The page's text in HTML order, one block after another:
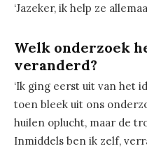
‘Jazeker, ik help ze
Welk onderzoek
veranderd?
‘Ik ging eerst uit van het
toen bleek uit ons
huilen oplucht, maar de
Inmiddels ben ik zelf,